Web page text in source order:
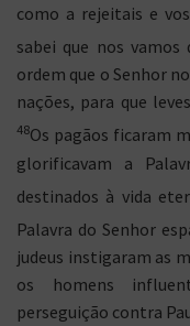
como a rejeitais e
sabei que nos
ordem que o Senhor
nações, para que
48Os pagãos ficaram
glorificavam a
destinados à vida
Palavra do Senhor
judeus instigaram as
os homens
perseguição contra